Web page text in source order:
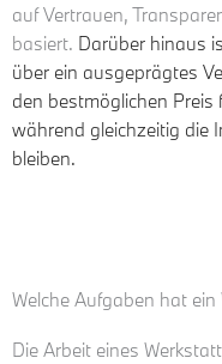
auf Vertrauen,
basiert. Darüber hinaus
über ein ausgeprägtes
den bestmöglichen Preis
während gleichzeitig die
bleiben.
Welche Aufgaben hat ein
Die Arbeit eines